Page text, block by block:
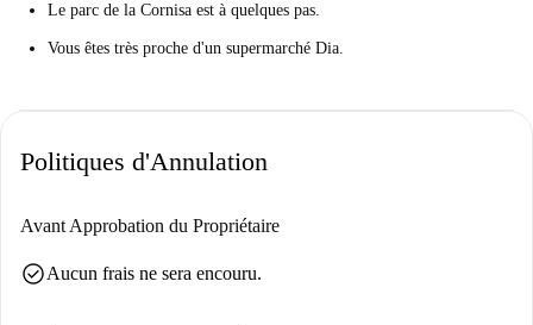
Le parc de la Cornisa est à quelques pas.
Vous êtes très proche d'un supermarché Dia.
Politiques d'Annulation
Avant Approbation du Propriétaire
check_circleAucun frais ne sera encouru.